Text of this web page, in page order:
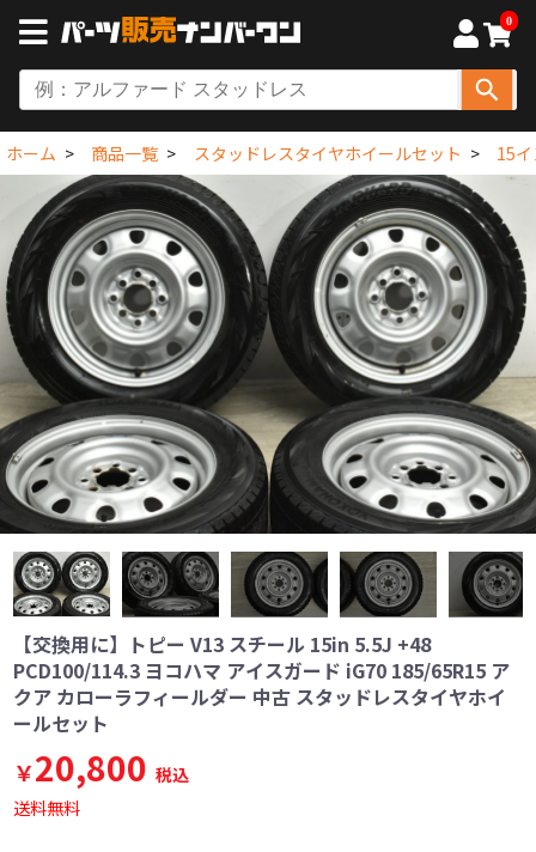
0
ホーム 商品一覧 スタッドレスタイヤホイールセット 15
【交換用に】トピー V13 スチール 15in 5.5J +48
PCD100/114.3 ヨコハマ アイスガード iG70 185/65R15 ア
クア カローラフィールダー 中古 スタッドレスタイヤホイ
ールセット
￥20,800 税込
送料無料